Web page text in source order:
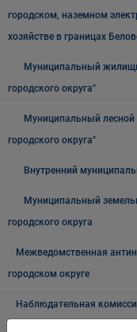
городском, наземном
хозяйстве в границах
Муниципальный
городского округа"
Муниципальный лесной
городского округа"
Внутренний
Муниципальный
городского округа
Межведомственная
городском округе
Наблюдательная